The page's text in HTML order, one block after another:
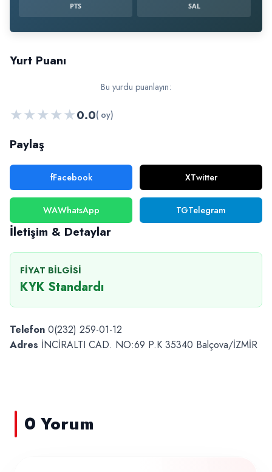
PTS SAL
Yurt Puanı
Bu yurdu puanlayın:
★★★★★0.0( oy)
Paylaş
fFacebook XTwitter
WAWhatsApp TGTelegram
İletişim & Detaylar
FIYAT BILGISI
KYK Standardı
Telefon 0(232) 259-01-12
Adres İNCİRALTI CAD. NO:69 P.K 35340 Balçova/İZMİR
0 Yorum